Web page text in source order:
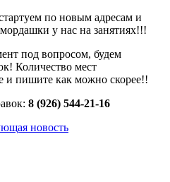
по новым адресам и
у нас на занятиях!!!
под вопросом, будем
Количество мест
и пишите как можно скорее!!
8 (926) 544-21-16
новость